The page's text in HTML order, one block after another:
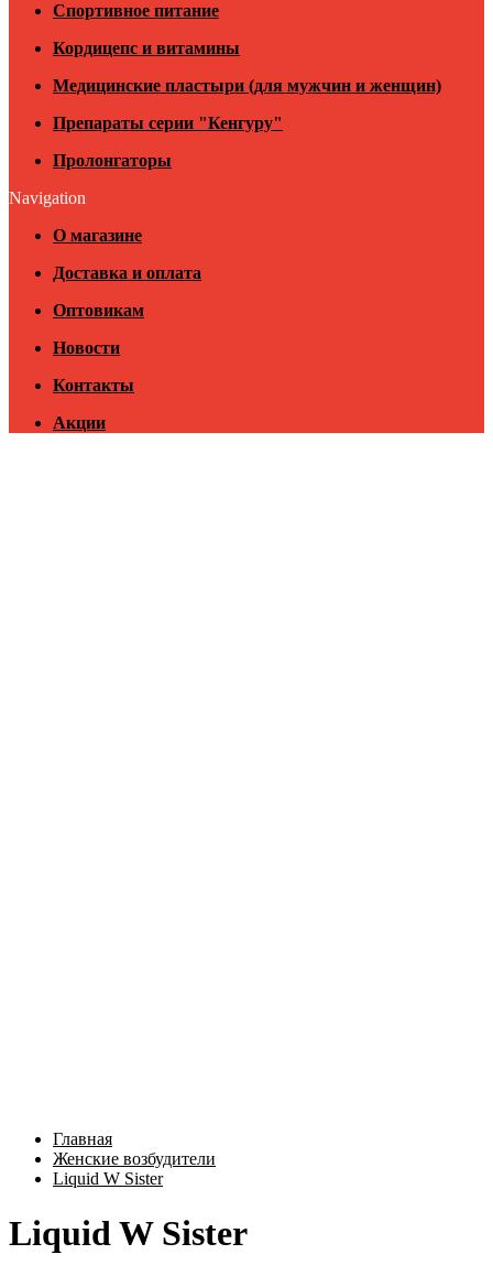
Спортивное питание
Кордицепс и витамины
Медицинские пластыри (для мужчин и женщин)
Препараты серии "Кенгуру"
Пролонгаторы
Navigation
О магазине
Доставка и оплата
Оптовикам
Новости
Контакты
Акции
Главная
Женские возбудители
Liquid W Sister
Liquid W Sister